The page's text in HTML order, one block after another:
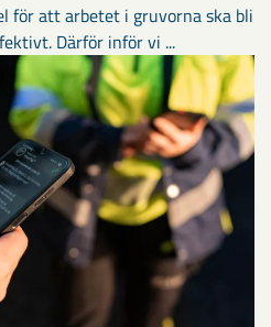
för att arbetet i gruvorna ska bli
Därför inför vi ...